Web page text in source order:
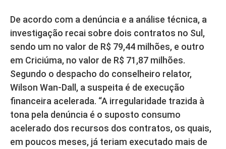
De acordo com a denúncia e a análise técnica, a
investigação recai sobre dois contratos no Sul,
sendo um no valor de R$ 79,44 milhões, e outro
em Criciúma, no valor de R$ 71,87 milhões.
Segundo o despacho do conselheiro relator,
Wilson Wan-Dall, a suspeita é de execução
financeira acelerada. “A irregularidade trazida à
tona pela denúncia é o suposto consumo
acelerado dos recursos dos contratos, os quais,
em poucos meses, já teriam executado mais de